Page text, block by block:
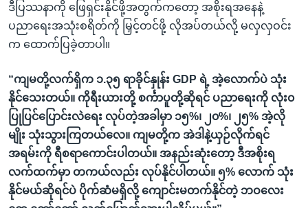
ဒီပြဿနာကို ဖြေရှင်းနိုင်ဖို့အတွက်ကတော့ အစိုးရအနေနဲ့
ပညာရေးအသုံးစရိတ်ကို မြှင့်တင်ဖို့ လိုအပ်တယ်လို့ မလှလှဝင်း
က ထောက်ပြခဲ့တာပါ။
“ကျမတို့လက်ရှိက ၁.၃၅ ရာခိုင်နှုန်း GDP ရဲ့ အဲ့လောက်ပဲ သုံး
နိုင်သေးတယ်။ ကိုရီးယားတို့ စင်္ကာပူတို့ဆိုရင် ပညာရေးကို လုံး၀
ပြုပြင်ပြောင်းလဲရေး လုပ်တဲ့အခါမှာ ၁၅%၊ ၂၀%၊ ၂၅% အဲ့လို
မျိုး သုံးသွားကြတယ်လေ။ ကျမတို့က အဲဒါနဲ့ယှဉ်လိုက်ရင်
အရမ်းကို ရီစရာကောင်းပါတယ်။ အနည်းဆုံးတော့ ဒီအစိုးရ
လက်ထက်မှာ တကယ်လည်း လုပ်နိုင်ပါတယ်။ ၅% လောက် သုံး
နိုင်မယ်ဆိုရင်ပဲ ပိုက်ဆံမရှိလို့ ကျောင်းမတက်နိုင်တဲ့ ဘဝလေး